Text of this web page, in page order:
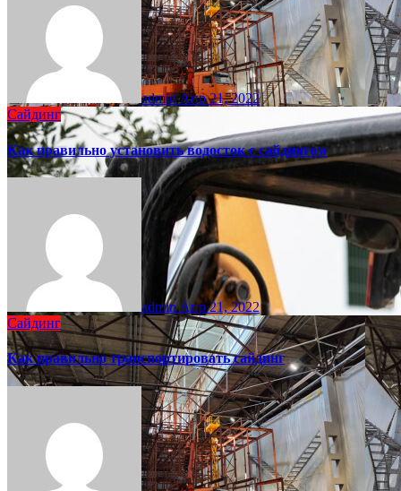
adminАпр 21, 2022
Сайдинг
Как правильно установить водосток с сайдингом
adminАпр 21, 2022
Сайдинг
Как правильно транспортировать сайдинг